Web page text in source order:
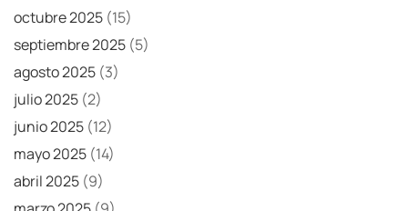
octubre 2025 (15)
septiembre 2025 (5)
agosto 2025 (3)
julio 2025 (2)
junio 2025 (12)
mayo 2025 (14)
abril 2025 (9)